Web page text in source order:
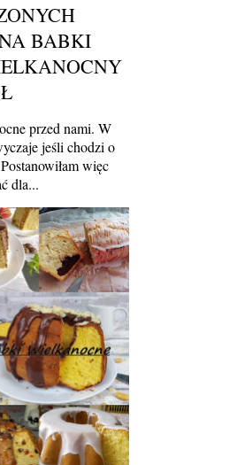
BABKI
przed nami. W
jeśli chodzi o
więc
dla...